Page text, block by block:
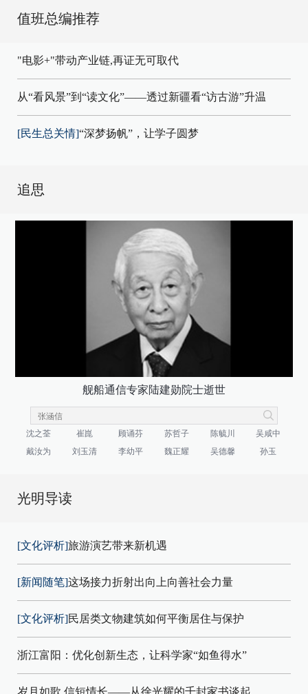
值班总编推荐
"电影+"带动产业链,再证无可取代
从“看风景”到“读文化”——透过新疆看“访古游”升温
[民生总关情]“深梦扬帆”，让学子圆梦
追思
舰船通信专家陆建勋院士逝世
沈之荃 崔崑 顾诵芬 苏哲子 陈毓川
吴咸中
戴汝为
刘玉清 李幼平 魏正耀 吴德馨 孙玉
光明导读
[文化评析]旅游演艺带来新机遇
[新闻随笔]这场接力折射出向上向善社会力量
[文化评析]民居类文物建筑如何平衡居住与保护
浙江富阳：优化创新生态，让科学家“如鱼得水”
岁月如歌 信短情长——从徐光耀的千封家书谈起